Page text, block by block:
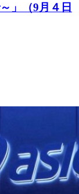
」（9月４日